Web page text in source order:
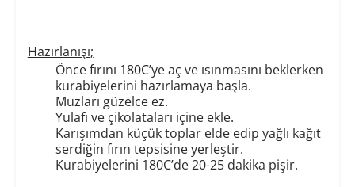
Hazırlanışı;
Önce fırını 180C’ye aç ve ısınmasını beklerken
kurabiyelerini hazırlamaya başla.
Muzları güzelce ez.
Yulafı ve çikolataları içine ekle.
Karışımdan küçük toplar elde edip yağlı kağıt
serdiğin fırın tepsisine yerleştir.
Kurabiyelerini 180C’de 20-25 dakika pişir.